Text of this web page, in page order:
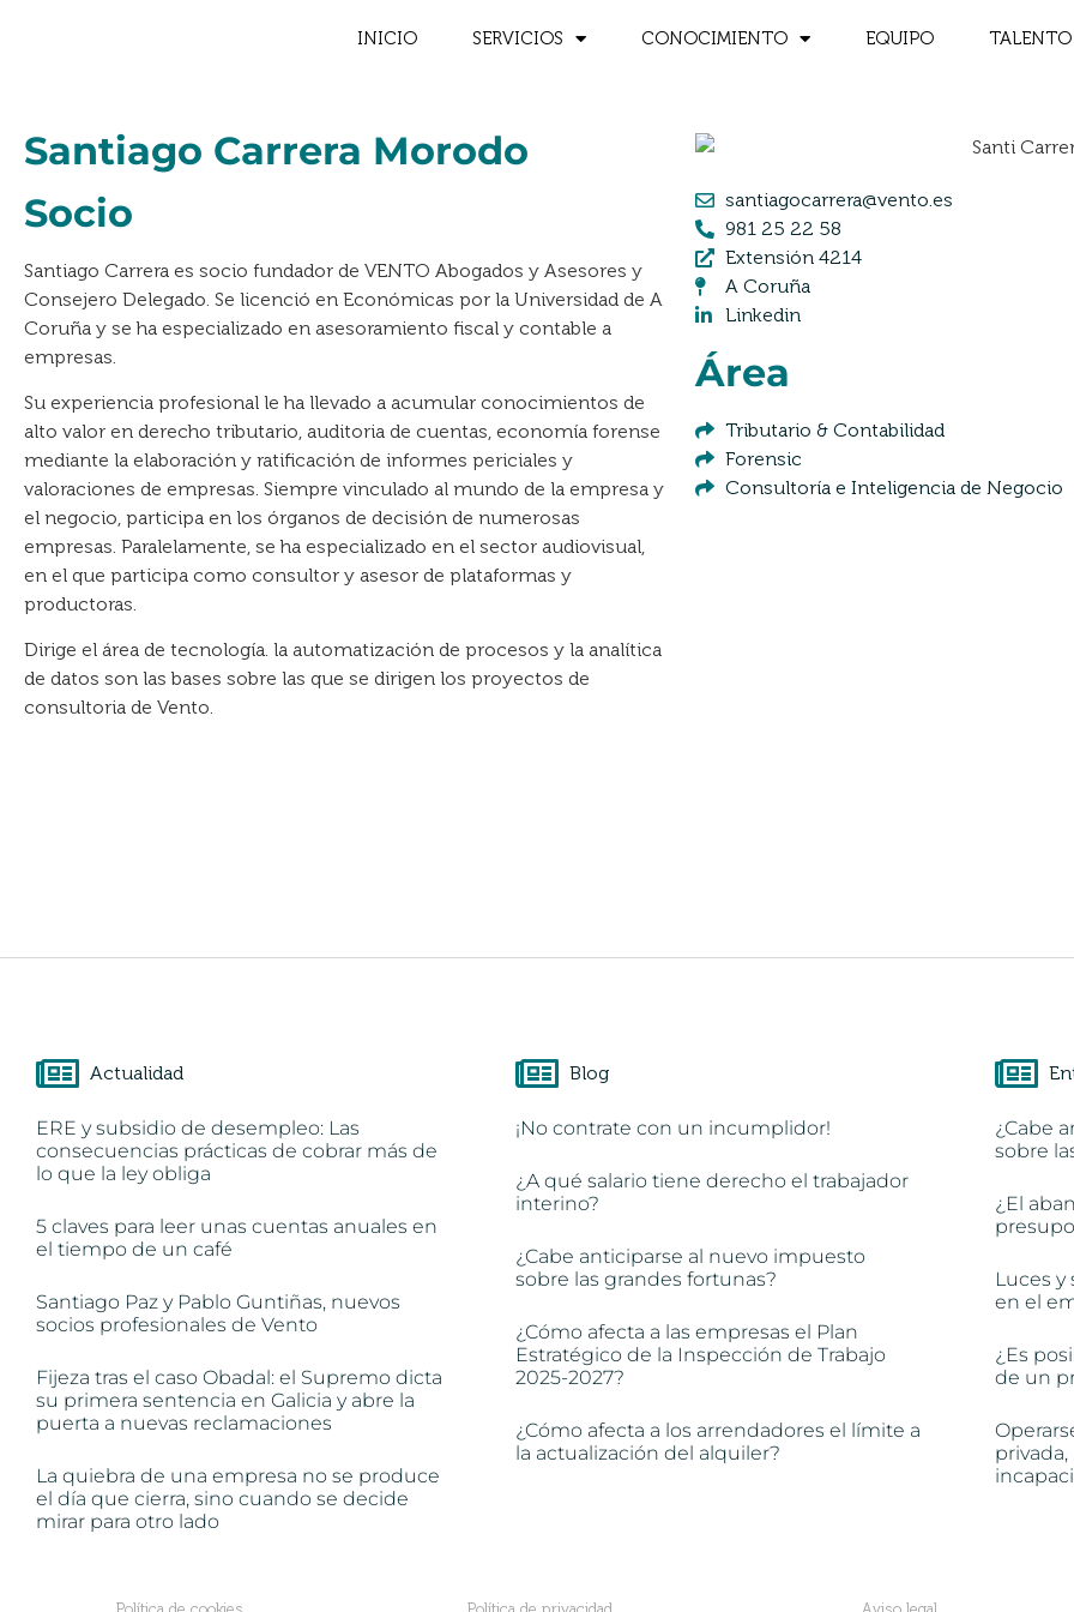
INICIO SERVICIOS CONOCIMIENTO EQUIPO TALENTO
Santiago Carrera Morodo
Socio
Santiago Carrera es socio fundador de VENTO Abogados y Asesores y
Consejero Delegado. Se licenció en Económicas por la Universidad de A
Coruña y se ha especializado en asesoramiento fiscal y contable a
empresas.
Su experiencia profesional le ha llevado a acumular conocimientos de
alto valor en derecho tributario, auditoria de cuentas, economía forense
mediante la elaboración y ratificación de informes periciales y
valoraciones de empresas. Siempre vinculado al mundo de la empresa y
el negocio, participa en los órganos de decisión de numerosas
empresas. Paralelamente, se ha especializado en el sector audiovisual,
en el que participa como consultor y asesor de plataformas y
productoras.
Dirige el área de tecnología. la automatización de procesos y la analítica
de datos son las bases sobre las que se dirigen los proyectos de
consultoria de Vento.
santiagocarrera@vento.es
981 25 22 58
Extensión 4214
A Coruña
Linkedin
Área
Tributario & Contabilidad
Forensic
Consultoría e Inteligencia de Negocio
Actualidad
ERE y subsidio de desempleo: Las
consecuencias prácticas de cobrar más de
lo que la ley obliga
5 claves para leer unas cuentas anuales en
el tiempo de un café
Santiago Paz y Pablo Guntiñas, nuevos
socios profesionales de Vento
Fijeza tras el caso Obadal: el Supremo dicta
su primera sentencia en Galicia y abre la
puerta a nuevas reclamaciones
La quiebra de una empresa no se produce
el día que cierra, sino cuando se decide
mirar para otro lado
Blog
¡No contrate con un incumplidor!
¿A qué salario tiene derecho el trabajador
interino?
¿Cabe anticiparse al nuevo impuesto
sobre las grandes fortunas?
¿Cómo afecta a las empresas el Plan
Estratégico de la Inspección de Trabajo
2025-2027?
¿Cómo afecta a los arrendadores el límite a
la actualización del alquiler?
¿Cabe
sobre
¿El
Luces y
en el
¿Es
de un